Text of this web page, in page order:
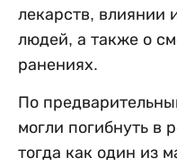
лекарств, влиянии
людей, а также о
ранениях.
По
могли погибнуть в
тогда как один из